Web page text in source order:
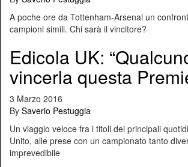
A poche ore da Tottenham-Arsenal un
campioni simili. Chi sarà il vincitore?
Edicola UK:
vincerla questa
3 Marzo 2016
By Saverio Pestuggia
Un viaggio veloce fra i titoli dei principali
Unito, alle prese con un campionato tanto
imprevedibile